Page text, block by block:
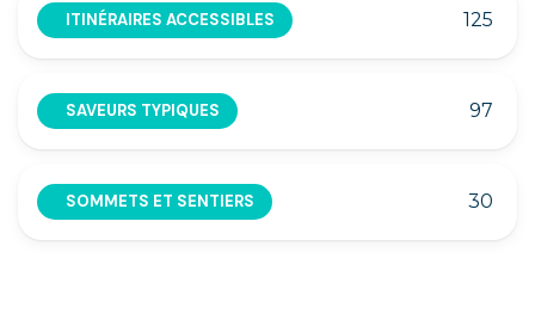
ITINÉRAIRES ACCESSIBLES 125
SAVEURS TYPIQUES 97
SOMMETS ET SENTIERS 30